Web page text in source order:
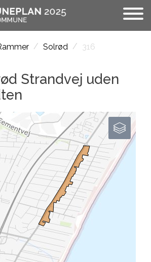
/ Solrød / 316
Strandvej uden